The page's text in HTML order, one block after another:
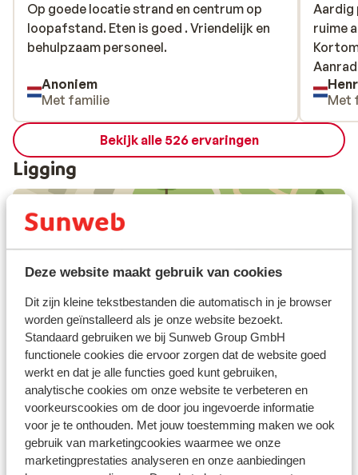
Deze website maakt gebruik van cookies
Dit zijn kleine tekstbestanden die automatisch in je browser
worden geïnstalleerd als je onze website bezoekt.
Standaard gebruiken we bij Sunweb Group GmbH
functionele cookies die ervoor zorgen dat de website goed
werkt en dat je alle functies goed kunt gebruiken,
analytische cookies om onze website te verbeteren en
voorkeurscookies om de door jou ingevoerde informatie
voor je te onthouden. Met jouw toestemming maken we ook
gebruik van marketingcookies waarmee we onze
marketingprestaties analyseren en onze aanbiedingen
Op goede locatie strand en centrum op
loopafstand. Eten is goed . Vriendelijk en
behulpzaam personeel.
Op goede locatie strand en centrum op
loopafstand. Eten is goed . Vriendelijk en
behulpzaam personeel.
Anoniem
Met familie
Aardig
ruime
Aardig
ruime
Met
Bekijk alle 526 ervaringen
Ligging
Andere accommodaties in Lanzarote
Hotel Fariones
Hotel Las Costas